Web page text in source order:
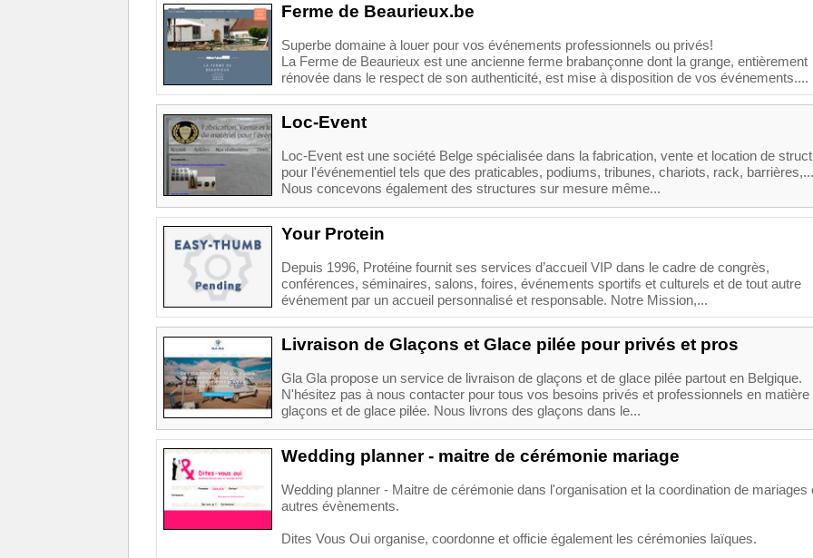
Ferme de Beaurieux.be
Superbe domaine à louer pour vos événements professionnels ou privés!
La Ferme de Beaurieux est une ancienne ferme brabançonne dont la grange, entièrement
rénovée dans le respect de son authenticité, est mise à disposition de vos événements....
Loc-Event
Loc-Event est une société Belge spécialisée dans la fabrication, vente et location de
pour l'événementiel tels que des praticables, podiums, tribunes, chariots, rack, barrières,...
Nous concevons également des structures sur mesure même...
Your Protein
Depuis 1996, Protéine fournit ses services d’accueil VIP dans le cadre de congrès,
conférences, séminaires, salons, foires, événements sportifs et culturels et de tout autre
événement par un accueil personnalisé et responsable. Notre Mission,...
Livraison de Glaçons et Glace pilée pour privés et pros
Gla Gla propose un service de livraison de glaçons et de glace pilée partout en Belgique.
N'hésitez pas à nous contacter pour tous vos besoins privés et professionnels en matière
glaçons et de glace pilée. Nous livrons des glaçons dans le...
Wedding planner - maitre de cérémonie mariage
Wedding planner - Maitre de cérémonie dans l'organisation et la coordination de mariages
autres évènements.
Dites Vous Oui organise, coordonne et officie également les cérémonies laïques.